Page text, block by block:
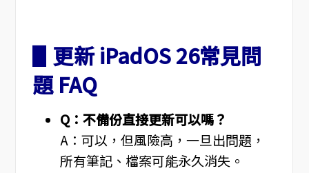
▋更新 iPadOS 26常見問
題 FAQ
Q：不備份直接更新可以嗎？
A：可以，但風險高，一旦出問題，
所有筆記、檔案可能永久消失。